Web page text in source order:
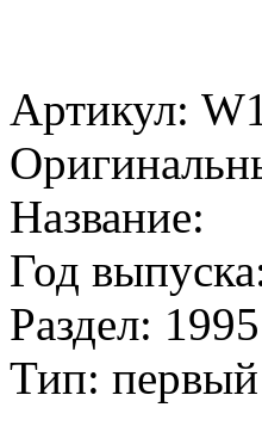
Артикул:
Название:
Год
Раздел: 1995
Тип: